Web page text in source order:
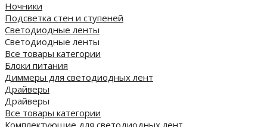
Ночники
Подсветка стен и ступеней
Светодиодные ленты
Светодиодные ленты
Все товары категории
Блоки питания
Диммеры для светодиодных лент
Драйверы
Драйверы
Все товары категории